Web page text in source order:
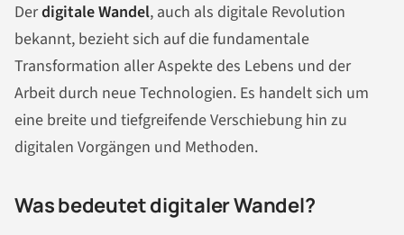
Derdigitale Wandel, auch als digitale Revolution
bekannt, bezieht sich auf die fundamentale
Transformation aller Aspekte des Lebens und der
Arbeit durch neue Technologien. Es handelt sich um
eine breite und tiefgreifende Verschiebung hin zu
digitalen Vorgängen und Methoden.
Was bedeutet digitaler Wandel?